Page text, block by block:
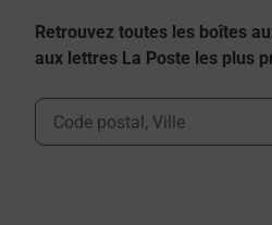
Retrouvez toutes les boîtes
aux lettres La Poste les plus
Ville, Département, Code Postal